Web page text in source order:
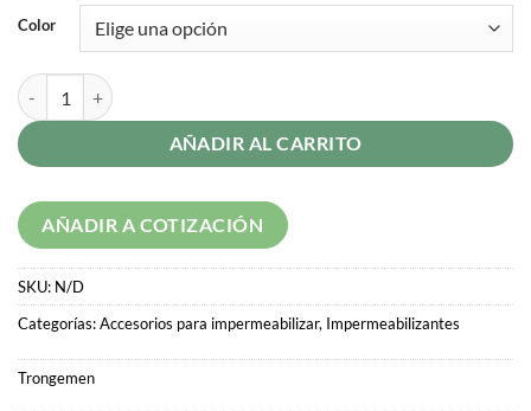
Color
AÑADIR AL CARRITO
AÑADIR A COTIZACIÓN
SKU: N/D
Categorías:Accesorios para impermeabilizar, Impermeabilizantes
Trongemen